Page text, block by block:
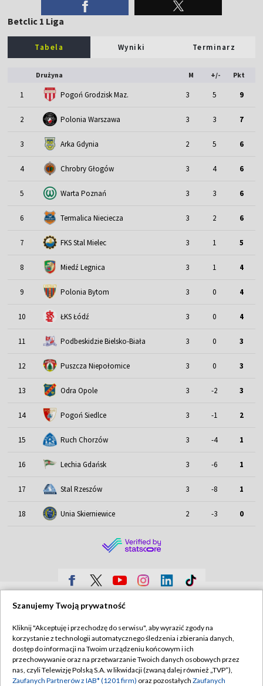
Betclic 1 Liga
Tabela Wyniki Terminarz
Drużyna M +/- Pkt
1 Pogoń Grodzisk Maz. 3 5 9
2 Polonia Warszawa 3 3 7
3 Arka Gdynia 2 5 6
4 Chrobry Głogów 3 4 6
5 Warta Poznań 3 3 6
6 Termalica Nieciecza 3 2 6
7 FKS Stal Mielec 3 1 5
8 Miedź Legnica 3 1 4
9 Polonia Bytom 3 0 4
10 ŁKS Łódź 3 0 4
11 Podbeskidzie Bielsko-Biała 3 0 3
12 Puszcza Niepołomice 3 0 3
13 Odra Opole 3 -2 3
14 Pogoń Siedlce 3 -1 2
15 Ruch Chorzów 3 -4 1
16 Lechia Gdańsk 3 -6 1
17 Stal Rzeszów 3 -8 1
18 Unia Skierniewice 2 -3 0
Sklep TVP
Biuro Reklamy
Oferta Handlowa
Polityka prywatności
Moje zgody
Biuro reklamy
Szanujemy Twoją prywatność
Kliknij "Akceptuję i przechodzę do serwisu", aby wyrazić zgody na
korzystanie z technologii automatycznego śledzenia i zbierania danych,
dostęp do informacji na Twoim urządzeniu końcowym i ich
przechowywanie oraz na przetwarzanie Twoich danych osobowych przez
nas, czyli Telewizję Polską S.A. w likwidacji (zwaną dalej również „TVP”),
Zaufanych Partnerów z IAB* (1201 firm) oraz pozostałych Zaufanych